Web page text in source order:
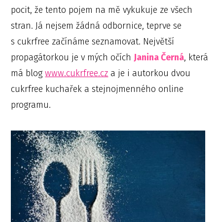
pocit, že tento pojem na mě vykukuje ze všech
stran. Já nejsem žádná odbornice, teprve se
s cukrfree začínáme seznamovat. Největší
propagátorkou je v mých očích Janina Černá, která
má blogwww.cukrfree.cz a je i autorkou dvou
cukrfree kuchařek a stejnojmenného online
programu.